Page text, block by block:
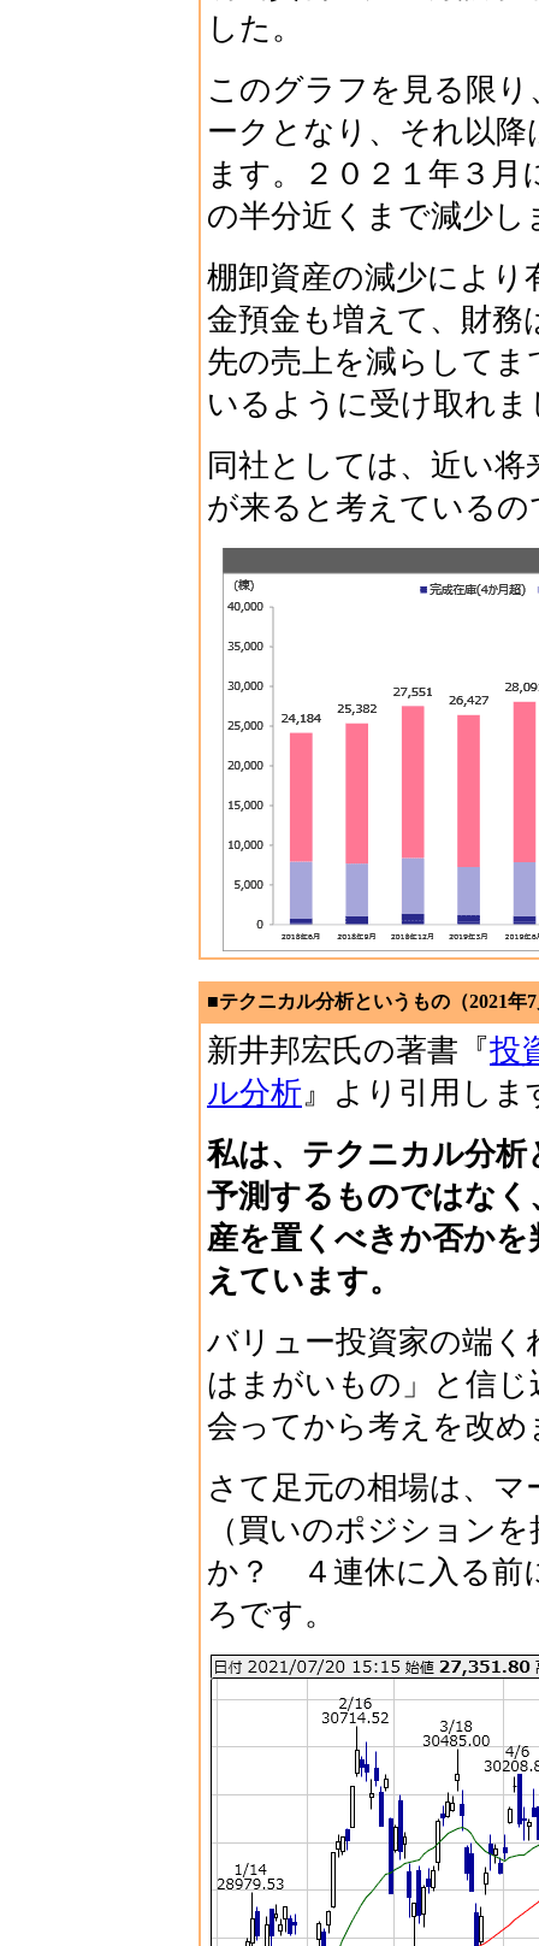
した。
このグラフを見る限
ークとなり、それ以
ます。２０２１年３
の半分近くまで減少し
棚卸資産の減少により
金預金も増えて、財務
先の売上を減らして
いるように受け取れま
同社としては、近い
が来ると考えている
■テクニカル分析というもの（2021年
新井邦宏氏の著書『投
ル分析』より引用しま
私は、テクニカル分
予測するものではな
産を置くべきか否か
えています。
バリュー投資家の端
はまがいもの」と信
会ってから考えを改め
さて足元の相場は、
（買いのポジション
か？ ４連休に入る前
ろです。